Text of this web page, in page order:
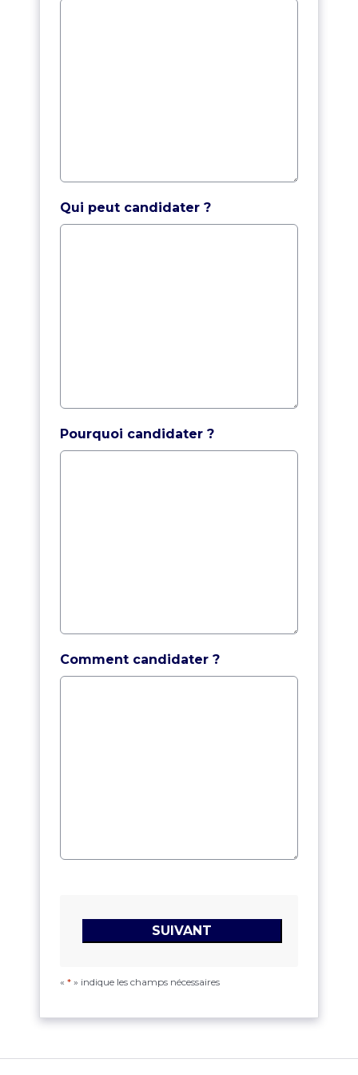
«* » indique les champs nécessaires
Qui peut candidater ?
Pourquoi candidater ?
Comment candidater ?